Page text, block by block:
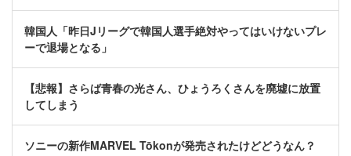
韓国人「昨日Jリーグで韓国人選手絶対やってはいけないプレ
ーで退場となる」
【悲報】さらば青春の光さん、ひょうろくさんを廃墟に放置
してしまう
ソニーの新作MARVEL Tōkonが発売されたけどどうなん？